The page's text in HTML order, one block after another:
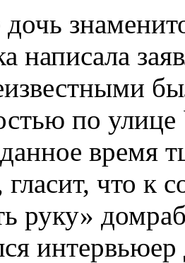
написала
по
время
гласит, что к
руку»
интервьюер